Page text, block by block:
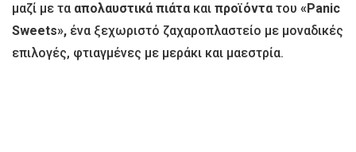
μαζί με τα απολαυστικά πιάτακαι προϊόντατου «Panic
Sweets», ένα ξεχωριστό ζαχαροπλαστείο με μοναδικές
επιλογές, φτιαγμένες με μεράκι και μαεστρία.